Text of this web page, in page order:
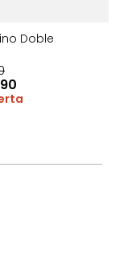
Doble